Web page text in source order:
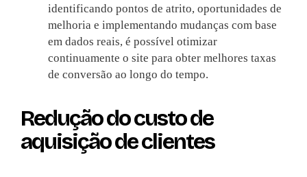
identificando pontos de atrito, oportunidades de
melhoria e implementando mudanças com base
em dados reais, é possível otimizar
continuamente o site para obter melhores taxas
de conversão ao longo do tempo.
Redução do custo de
aquisição de clientes